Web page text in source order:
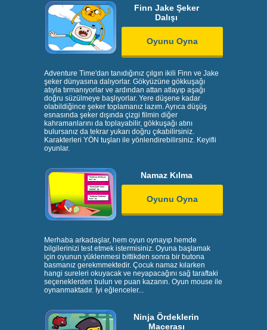
Finn Jake Şeker
Dalışı
Oyunu Oyna
Adventure Time'dan tanıdığınız çılgın ikili Finn ve Jake
şeker dünyasına dalıyorlar. Gökyüzüne gökkuşağı
atıyla tırmanıyorlar ve ardından attan atlayıp aşağı
doğru süzülmeye başlıyorlar. Yere düşene kadar
olabildiğince şeker toplamanız lazım. Ayrıca düşüş
esnasında şeker dışında çizgi filmin diğer
kahramanlarını da toplayabilir, gökkuşağı atını
bulursanız da tekrar yukarı doğru çıkabilirsiniz.
Karakterleri YÖN tuşları ile yönlendirebilirsiniz. Keyifli
oyunlar.
Namaz Kılma
Oyunu Oyna
Merhaba arkadaşlar, hem oyun oynayıp hemde
bilgilerinizi test etmek istermisiniz. Oyuna başlamak
için oyunun yüklenmesi bittikden sonra bir butona
basmanız gerekmmektedir. Çocuk namaz kılarken
hangi sureleri okuyacak ve neyapacağını sağ taraftaki
seçeneklerden bulun ve puan kazanın. Oyun mouse ile
oynanmaktadır. İyi eğlenceler...
Ninja Ördeklerin
Macerası